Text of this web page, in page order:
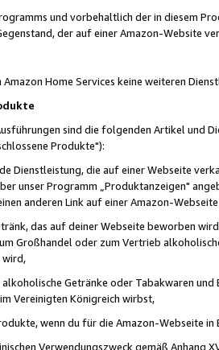
und vorbehaltlich der in diesem
der auf einer Amazon-Website
Home Services keine weiteren
sind die folgenden Artikel und
Produkte"):
Dienstleistung, die auf einer Webseite
unser Programm „Produktanzeigen"
anderen Link auf einer Amazon-
das auf deiner Webseite beworben
Großhandel oder zum Vertrieb
wird,
alkoholische Getränke oder Tabakwaren
Vereinigten Königreich wirbst,
wenn du für die Amazon-Webseite in
Verwendungszweck gemäß Anhang